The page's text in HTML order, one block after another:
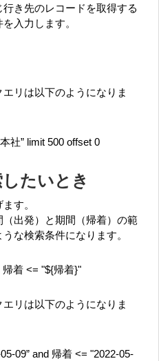
き先のレコードを取得する
入力します。
リは以下のようになりま
社” limit 500 offset 0
たいとき
す。
出発）と期間（帰着）の範
な検索条件になります。
着 <= "${帰着}"
リは以下のようになりま
09” and 帰着 <= "2022-05-